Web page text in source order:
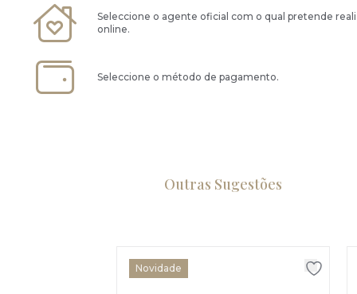
Seleccione o agente oficial com o qual pretende
online.
Seleccione o método de pagamento.
Outras Sugestões
Novidade